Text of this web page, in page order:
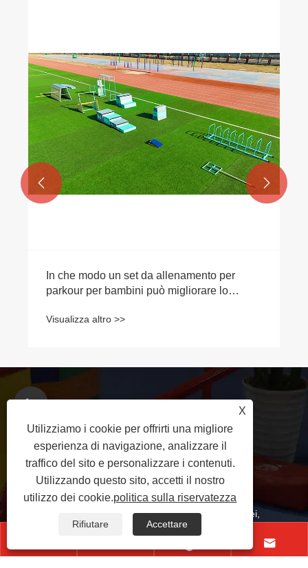
In che modo un set da allenamento per
parkour per bambini può migliorare lo
Visualizza altro >>
 
rikadoshelby28@gmail.com
Zona di sviluppo economico della contea di
Yanshan, città di Cangzhou, provincia di Hebei,

X
Utilizziamo i cookie per offrirti una migliore
esperienza di navigazione, analizzare il
traffico del sito e personalizzare i contenuti.
Utilizzando questo sito, accetti il ​​nostro
utilizzo dei cookie.politica sulla riservatezza
Rifiutare Accettare